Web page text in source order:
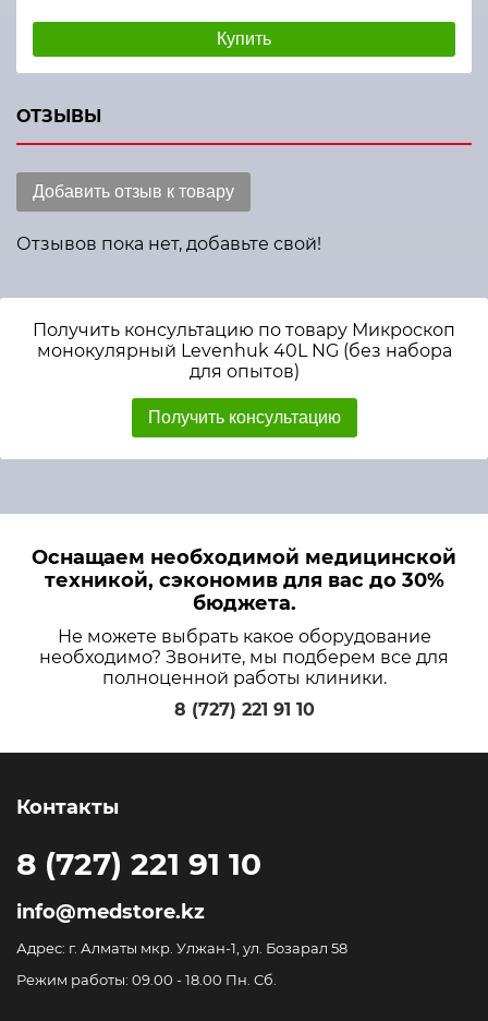
Купить
ОТЗЫВЫ
Добавить отзыв к товару
Отзывов пока нет, добавьте свой!
Получить консультацию по товару Микроскоп
монокулярный Levenhuk 40L NG (без набора
для опытов)
Получить консультацию
Оснащаем необходимой медицинской
техникой, сэкономив для вас до 30%
бюджета.
Не можете выбрать какое оборудование
необходимо? Звоните, мы подберем все для
полноценной работы клиники.
8 (727) 221 91 10
Контакты
8 (727) 221 91 10
info@medstore.kz
Адрес: г. Алматы мкр. Улжан-1, ул. Бозарал 58
Режим работы: 09.00 - 18.00 Пн. Сб.